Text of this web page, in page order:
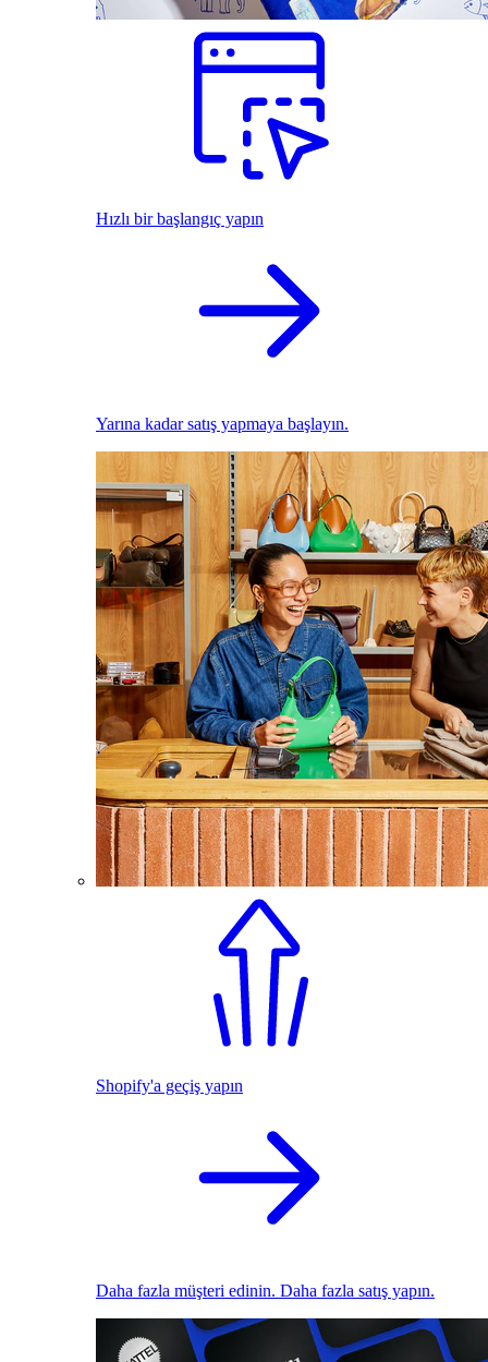
Hızlı bir başlangıç yapın
Yarına kadar satış yapmaya başlayın.
Shopify'a geçiş yapın
Daha fazla müşteri edinin. Daha fazla satış yapın.